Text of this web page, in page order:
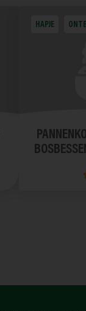
HAPJE